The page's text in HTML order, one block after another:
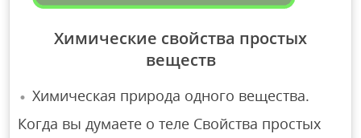
Химические свойства простых
веществ
Химическая природа одного вещества.
Когда вы думаете о теле Свойства простых